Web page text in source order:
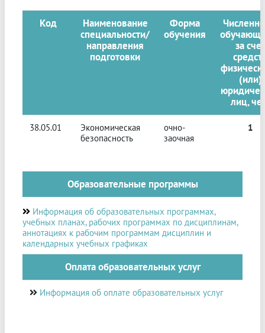
Код
Наименование
специальности/
направления
подготовки
Форма
обучения
за счет
(или)
лиц,
38.05.01
Экономическая
безопасность
очно-
заочная
1
Образовательные программы
Информация об образовательных программах,
учебных планах, рабочих программах по дисциплинам,
аннотациях к рабочим программам дисциплин и
календарных учебных графиках
Оплата образовательных услуг
Информация об оплате образовательных услуг